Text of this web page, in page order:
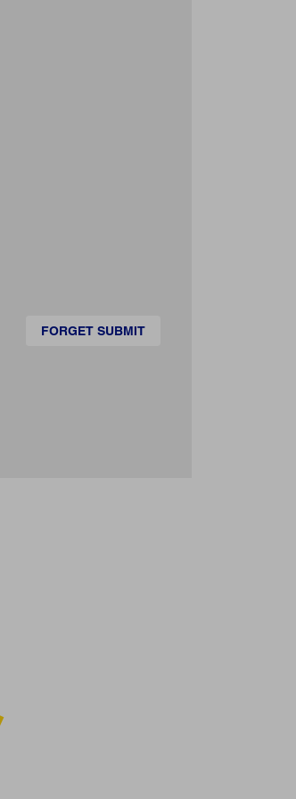
FORGET SUBMIT